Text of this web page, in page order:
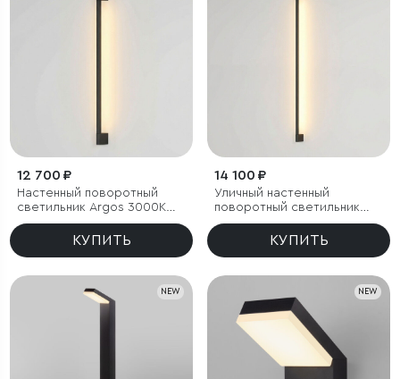
12 700 ₽
Настенный поворотный
светильник Argos 3000K
черный IP54
КУПИТЬ
14 100 ₽
Уличный настенный
поворотный светильник
Argos 3000K черный
КУПИТЬ
NEW NEW